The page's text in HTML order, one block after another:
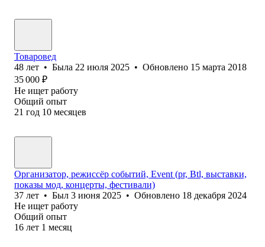
Товаровед
48 лет • Была 22 июля 2025 • Обновлено 15 марта 2018
35 000 ₽
Не ищет работу
Общий опыт
21 год 10 месяцев
Организатор, режиссёр событий, Event (pr, Btl, выставки,
показы мод, концерты, фестивали)
37 лет • Был 3 июня 2025 • Обновлено 18 декабря 2024
Не ищет работу
Общий опыт
16 лет 1 месяц